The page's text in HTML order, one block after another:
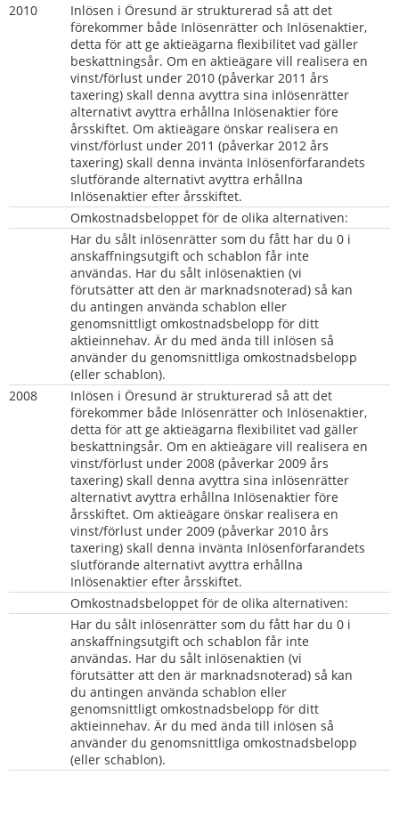
2010
Inlösen i Öresund är strukturerad så att det
förekommer både Inlösenrätter och Inlösenaktier,
detta för att ge aktieägarna flexibilitet vad gäller
beskattningsår. Om en aktieägare vill realisera en
vinst/förlust under 2010 (påverkar 2011 års
taxering) skall denna avyttra sina inlösenrätter
alternativt avyttra erhållna Inlösenaktier före
årsskiftet. Om aktieägare önskar realisera en
vinst/förlust under 2011 (påverkar 2012 års
taxering) skall denna invänta Inlösenförfarandets
slutförande alternativt avyttra erhållna
Inlösenaktier efter årsskiftet.
Omkostnadsbeloppet för de olika alternativen:
Har du sålt inlösenrätter som du fått har du 0 i
anskaffningsutgift och schablon får inte
användas. Har du sålt inlösenaktien (vi
förutsätter att den är marknadsnoterad) så kan
du antingen använda schablon eller
genomsnittligt omkostnadsbelopp för ditt
aktieinnehav. Är du med ända till inlösen så
använder du genomsnittliga omkostnadsbelopp
(eller schablon).
2008
Inlösen i Öresund är strukturerad så att det
förekommer både Inlösenrätter och Inlösenaktier,
detta för att ge aktieägarna flexibilitet vad gäller
beskattningsår. Om en aktieägare vill realisera en
vinst/förlust under 2008 (påverkar 2009 års
taxering) skall denna avyttra sina inlösenrätter
alternativt avyttra erhållna Inlösenaktier före
årsskiftet. Om aktieägare önskar realisera en
vinst/förlust under 2009 (påverkar 2010 års
taxering) skall denna invänta Inlösenförfarandets
slutförande alternativt avyttra erhållna
Inlösenaktier efter årsskiftet.
Omkostnadsbeloppet för de olika alternativen:
Har du sålt inlösenrätter som du fått har du 0 i
anskaffningsutgift och schablon får inte
användas. Har du sålt inlösenaktien (vi
förutsätter att den är marknadsnoterad) så kan
du antingen använda schablon eller
genomsnittligt omkostnadsbelopp för ditt
aktieinnehav. Är du med ända till inlösen så
använder du genomsnittliga omkostnadsbelopp
(eller schablon).